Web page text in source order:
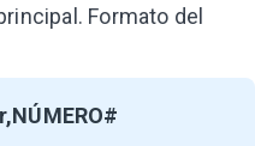
Formato del